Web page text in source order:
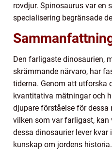
rovdjur. Spinosaurus var en
specialisering begränsade
Den farligaste dinosaurien,
skrämmande närvaro, har
tiderna. Genom att utforska
kvantitativa mätningar och
djupare förståelse för dessa
vilken som var farligast,
dessa dinosaurier lever
kunskap om jordens historia.